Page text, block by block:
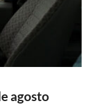
agosto